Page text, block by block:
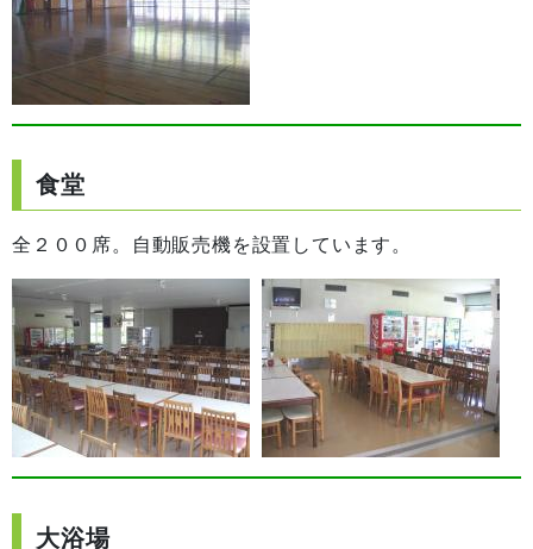
食堂
全２００席。自動販売機を設置しています。
大浴場